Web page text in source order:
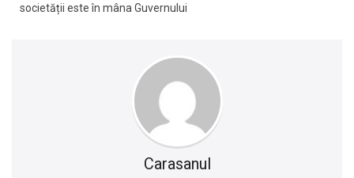
societății este în mâna Guvernului
Carasanul